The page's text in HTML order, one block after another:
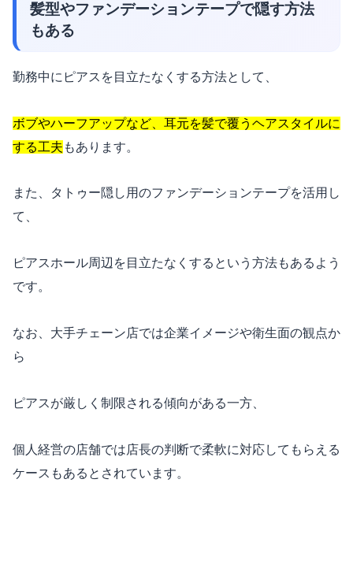
髪型やファンデーションテープで隠す方法
もある
勤務中にピアスを目立たなくする方法として、
ボブやハーフアップなど、耳元を髪で覆うヘアスタイルに
する工夫 もあります。
また、タトゥー隠し用のファンデーションテープを活用し
て、
ピアスホール周辺を目立たなくするという方法もあるよう
です。
なお、大手チェーン店では企業イメージや衛生面の観点か
ら
ピアスが厳しく制限される傾向がある一方、
個人経営の店舗では店長の判断で柔軟に対応してもらえる
ケースもあるとされています。